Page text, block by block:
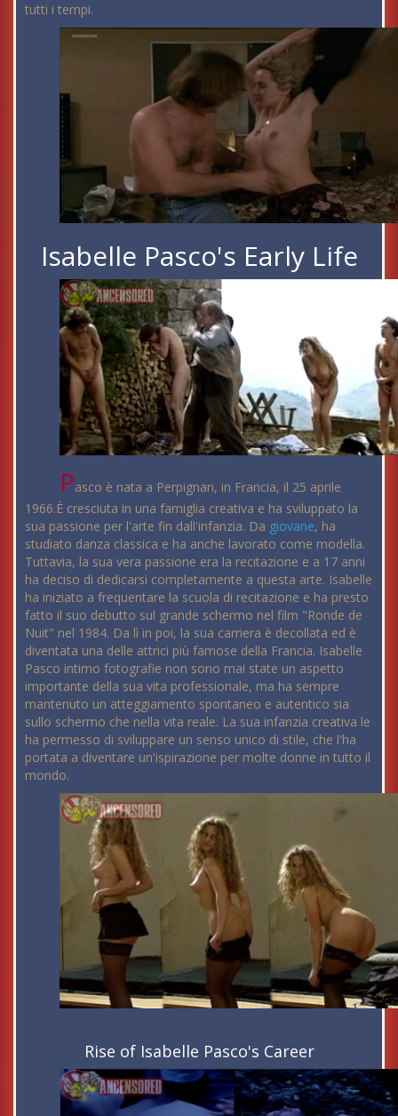
tutti i tempi.
Isabelle Pasco's Early Life
Pasco è nata a Perpignan, in Francia, il 25 aprile
1966.È cresciuta in una famiglia creativa e ha sviluppato la
sua passione per l'arte fin dall'infanzia. Da giovane, ha
studiato danza classica e ha anche lavorato come modella.
Tuttavia, la sua vera passione era la recitazione e a 17 anni
ha deciso di dedicarsi completamente a questa arte. Isabelle
ha iniziato a frequentare la scuola di recitazione e ha presto
fatto il suo debutto sul grande schermo nel film "Ronde de
Nuit" nel 1984. Da lì in poi, la sua carriera è decollata ed è
diventata una delle attrici più famose della Francia. Isabelle
Pasco intimo fotografie non sono mai state un aspetto
importante della sua vita professionale, ma ha sempre
mantenuto un atteggiamento spontaneo e autentico sia
sullo schermo che nella vita reale. La sua infanzia creativa le
ha permesso di sviluppare un senso unico di stile, che l'ha
portata a diventare un'ispirazione per molte donne in tutto il
mondo.
Rise of Isabelle Pasco's Career